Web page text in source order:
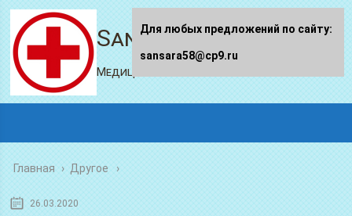
Sansara58.ru
Медицинский портал
Главная › Другое
26.03.2020
Для любых предложений по сайту:
sansara58@cp9.ru